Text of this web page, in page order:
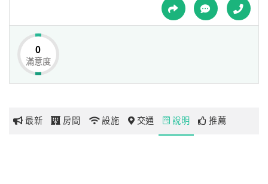
網
玩
0
滿意度
最新 房間 設施 交通 說明 推薦